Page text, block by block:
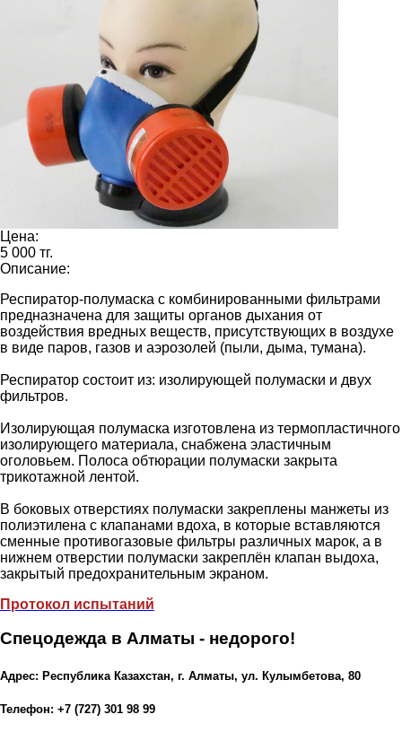
Цена:
5 000 тг.
Описание:
Респиратор-полумаска с комбинированными фильтрами
предназначена для защиты органов дыхания от
воздействия вредных веществ, присутствующих в воздухе
в виде паров, газов и аэрозолей (пыли, дыма, тумана).
Респиратор состоит из: изолирующей полумаски и двух
фильтров.
Изолирующая полумаска изготовлена из термопластичного
изолирующего материала, снабжена эластичным
оголовьем. Полоса обтюрации полумаски закрыта
трикотажной лентой.
В боковых отверстиях полумаски закреплены манжеты из
полиэтилена с клапанами вдоха, в которые вставляются
сменные противогазовые фильтры различных марок, а в
нижнем отверстии полумаски закреплён клапан выдоха,
закрытый предохранительным экраном.
Протокол испытаний
Спецодежда в Алматы - недорого!
Адрес: Республика Казахстан, г. Алматы, ул. Кулымбетова, 80
Телефон: +7 (727) 301 98 99